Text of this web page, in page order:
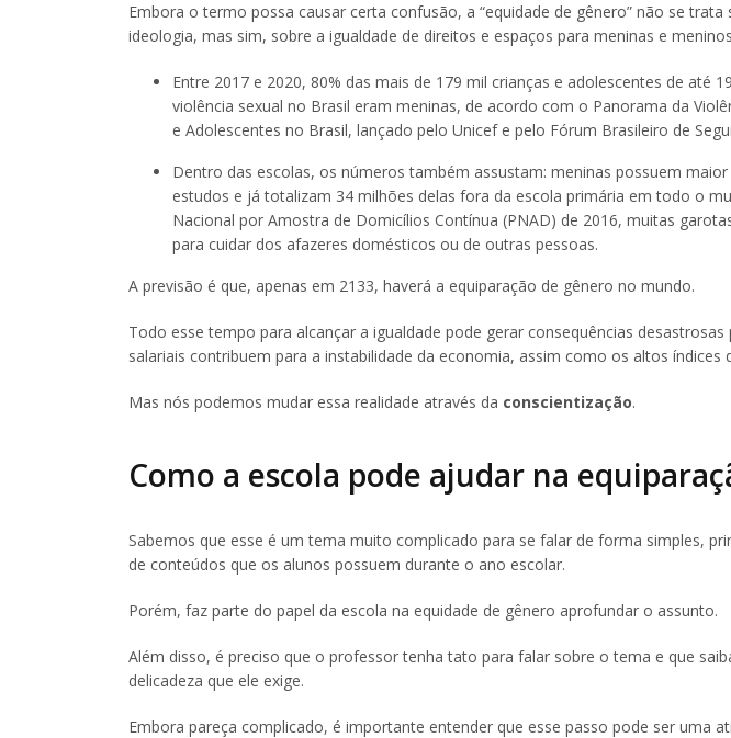
Embora o termo possa causar certa confusão, a “equidade de gênero” não se
ideologia, mas sim, sobre a igualdade de direitos e espaços para meninas e
Entre 2017 e 2020, 80% das mais de 179 mil crianças e adolescentes de até
violência sexual no Brasil eram meninas, de acordo com o Panorama da
e Adolescentes no Brasil, lançado pelo Unicef e pelo Fórum Brasileiro de
Dentro das escolas, os números também assustam: meninas possuem
estudos e já totalizam 34 milhões delas fora da escola primária em todo o
Nacional por Amostra de Domicílios Contínua (PNAD) de 2016, muitas
para cuidar dos afazeres domésticos ou de outras pessoas.
A previsão é que, apenas em 2133, haverá a equiparação de gênero no mundo.
Todo esse tempo para alcançar a igualdade pode gerar consequências desastrosas
salariais contribuem para a instabilidade da economia, assim como os altos índices
Mas nós podemos mudar essa realidade através da conscientização.
Como a escola pode ajudar na
Sabemos que esse é um tema muito complicado para se falar de forma simples,
de conteúdos que os alunos possuem durante o ano escolar.
Porém, faz parte do papel da escola na equidade de gênero aprofundar o assunto.
Além disso, é preciso que o professor tenha tato para falar sobre o tema e que
delicadeza que ele exige.
Embora pareça complicado, é importante entender que esse passo pode ser uma